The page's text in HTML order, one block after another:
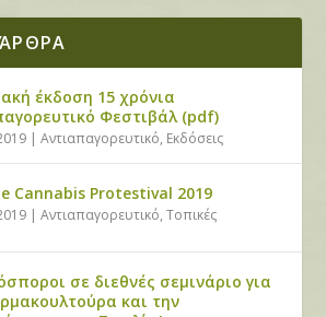
έκδοση 15 χρόνια
Φεστιβάλ (pdf)
|Αντιαπαγορευτικό, Εκδόσεις
Cannabis Protestival 2019
|Αντιαπαγορευτικό,Τοπικές
σε διεθνές σεμινάριο για
και την